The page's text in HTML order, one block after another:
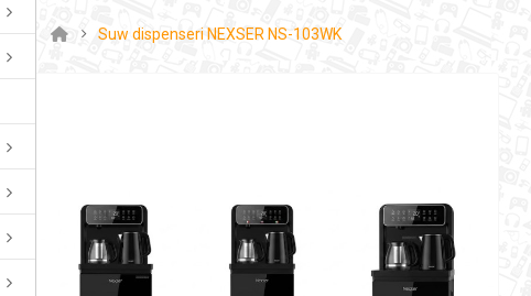
Suw dispenseri NEXSER NS-103WK